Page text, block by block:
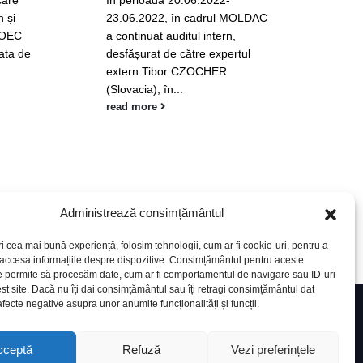
Administrează consimțământul
cea mai bună experiență, folosim tehnologii, cum ar fi cookie-uri, pentru a
informațiile despre dispozitive. Consimțământul pentru aceste
permite să procesăm date, cum ar fi comportamentul de navigare sau ID-uri
site. Dacă nu îți dai consimțământul sau îți retragi consimțământul dat
negative asupra unor anumite funcționalități și funcții.
Refuză Vezi preferințele
și
de
23.06.2022, în cadrul MOLDAC
a continuat auditul intern,
desfășurat de către expertul
extern Tibor CZOCHER
(Slovacia), în...
read more
support of the European Union. Its contents is
not necessarily reflect the views of the European